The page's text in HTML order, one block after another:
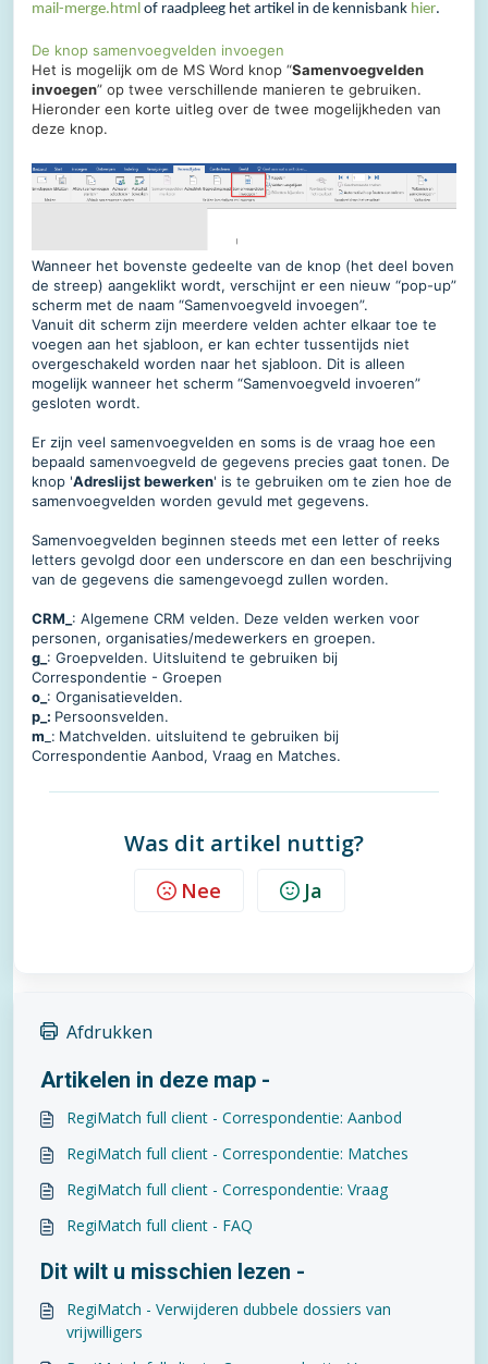
mail-merge.html of raadpleeg het artikel in de kennisbank hier.
De knop samenvoegvelden invoegen
Het is mogelijk om de MS Word knop “Samenvoegvelden
invoegen” op twee verschillende manieren te gebruiken.
Hieronder een korte uitleg over de twee mogelijkheden van
deze knop.
Wanneer het bovenste gedeelte van de knop (het deel boven
de streep) aangeklikt wordt, verschijnt er een nieuw “pop-up”
scherm met de naam “Samenvoegveld invoegen”.
Vanuit dit scherm zijn meerdere velden achter elkaar toe te
voegen aan het sjabloon, er kan echter tussentijds niet
overgeschakeld worden naar het sjabloon. Dit is alleen
mogelijk wanneer het scherm “Samenvoegveld invoeren”
gesloten wordt.
Er zijn veel samenvoegvelden en soms is de vraag hoe een
bepaald samenvoegveld de gegevens precies gaat tonen. De
knop 'Adreslijst bewerken' is te gebruiken om te zien hoe de
samenvoegvelden worden gevuld met gegevens.
Samenvoegvelden beginnen steeds met een letter of reeks
letters gevolgd door een underscore en dan een beschrijving
van de gegevens die samengevoegd zullen worden.
CRM_ : Algemene CRM velden. Deze velden werken voor
personen, organisaties/medewerkers en groepen.
g_ : Groepvelden. Uitsluitend te gebruiken bij
Correspondentie - Groepen
o_ : Organisatievelden.
p_: Persoonsvelden.
m _: Matchvelden. uitsluitend te gebruiken bij
Correspondentie Aanbod, Vraag en Matches.
Was dit artikel nuttig?
Nee Ja
Afdrukken
Artikelen in deze map -
RegiMatch full client - Correspondentie: Aanbod
RegiMatch full client - Correspondentie: Matches
RegiMatch full client - Correspondentie: Vraag
RegiMatch full client - FAQ
Dit wilt u misschien lezen -
RegiMatch - Verwijderen dubbele dossiers van
vrijwilligers